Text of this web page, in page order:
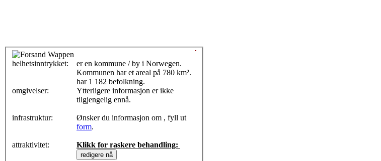
helhetsinntrykket:
omgivelser:
infrastruktur:
attraktivitet:
er en kommune / by i Norwegen.
Kommunen har et areal på 780 km².
har 1 182 befolkning.
Ytterligere informasjon er ikke
tilgjengelig ennå.
Ønsker du informasjon om , fyll ut
form.
Klikk for raskere behandling: